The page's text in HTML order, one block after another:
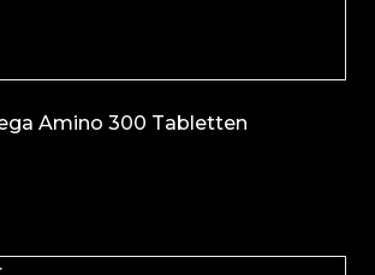
Amino 300 Tabletten